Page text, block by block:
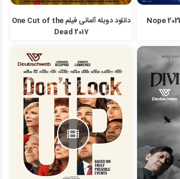
دانلود دوبله آلمانی فیلم One Cut of the
Dead 2017